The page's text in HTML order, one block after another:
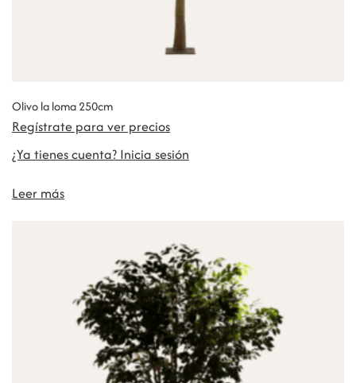
Olivo la loma 250cm
Regístrate para ver precios
¿Ya tienes cuenta? Inicia sesión
Leer más